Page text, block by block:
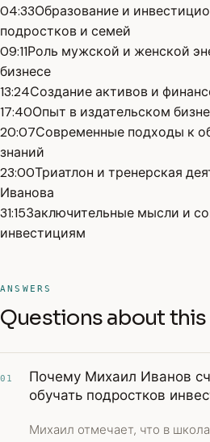
04:33Образование и
подростков и семей
09:11Роль мужской и женской
бизнесе
13:24Создание активов и
17:40Опыт в издательском
20:07Современные подходы к
знаний
23:00Триатлон и тренерская
Иванова
31:15Заключительные мысли и
инвестициям
ANSWERS
Questions about
01
Почему Михаил Иванов
обучать подростков
Михаил отмечает, что в